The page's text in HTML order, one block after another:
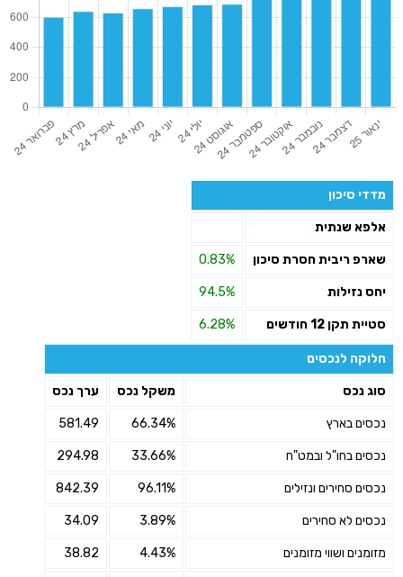
מדדי סיכון
אלפא שנתית
שארפ ריבית חסרת סיכון 0.83%
יחס נזילות 94.5%
סטיית תקן 12 חודשים 6.28%
חלוקה לנכסים
סוג נכס משקל נכס ערך נכס
נכסים בארץ 66.34%
581.49
נכסים בחו"ל ובמט"ח 33.66%
294.98
נכסים סחירים ונזילים 96.11%
842.39
נכסים לא סחירים 3.89%
34.09
מזומנים ושווי מזומנים 4.43%
38.82